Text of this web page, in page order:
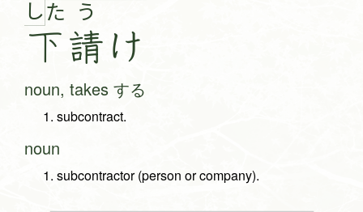
した
下
う
請 け
noun, takes する
subcontract.
noun
subcontractor (person or company).